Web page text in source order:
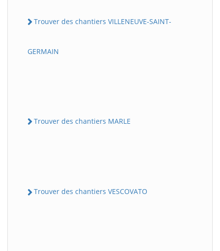
Trouver des chantiers VILLENEUVE-SAINT-
GERMAIN
Trouver des chantiers MARLE
Trouver des chantiers VESCOVATO